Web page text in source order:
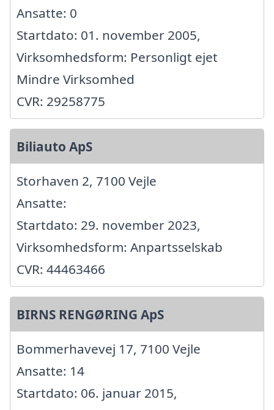
Ansatte: 0
Startdato: 01. november 2005,
Virksomhedsform: Personligt ejet
Mindre Virksomhed
CVR: 29258775
Biliauto ApS
Storhaven 2, 7100 Vejle
Ansatte:
Startdato: 29. november 2023,
Virksomhedsform: Anpartsselskab
CVR: 44463466
BIRNS RENGØRING ApS
Bommerhavevej 17, 7100 Vejle
Ansatte: 14
Startdato: 06. januar 2015,